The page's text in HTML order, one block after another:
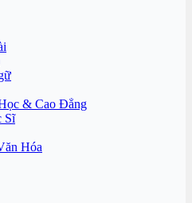
& Cao Đẳng
Sĩ
Hóa